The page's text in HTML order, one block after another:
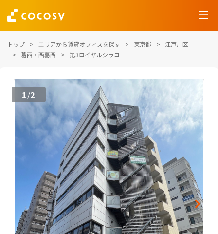
トップ エリアから賃貸オフィスを探す 東京都
江戸川区
葛西・西葛西
第3ロイヤルシラコ
1/2